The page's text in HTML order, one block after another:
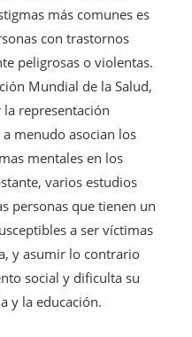
más comunes es
con trastornos
peligrosas o violentas.
Mundial de la Salud,
representación
menudo asocian los
mentales en los
varios estudios
personas que tienen un
a ser víctimas
y asumir lo contrario
social y dificulta su
y la educación.